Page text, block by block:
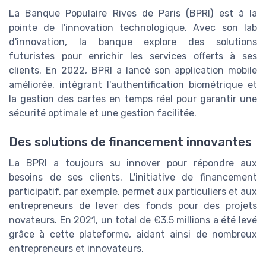
La Banque Populaire Rives de Paris (BPRI) est à la
pointe de l'innovation technologique. Avec son lab
d'innovation, la banque explore des solutions
futuristes pour enrichir les services offerts à ses
clients. En 2022, BPRI a lancé son application mobile
améliorée, intégrant l'authentification biométrique et
la gestion des cartes en temps réel pour garantir une
sécurité optimale et une gestion facilitée.
Des solutions de financement innovantes
La BPRI a toujours su innover pour répondre aux
besoins de ses clients. L'initiative de financement
participatif, par exemple, permet aux particuliers et aux
entrepreneurs de lever des fonds pour des projets
novateurs. En 2021, un total de €3.5 millions a été levé
grâce à cette plateforme, aidant ainsi de nombreux
entrepreneurs et innovateurs.